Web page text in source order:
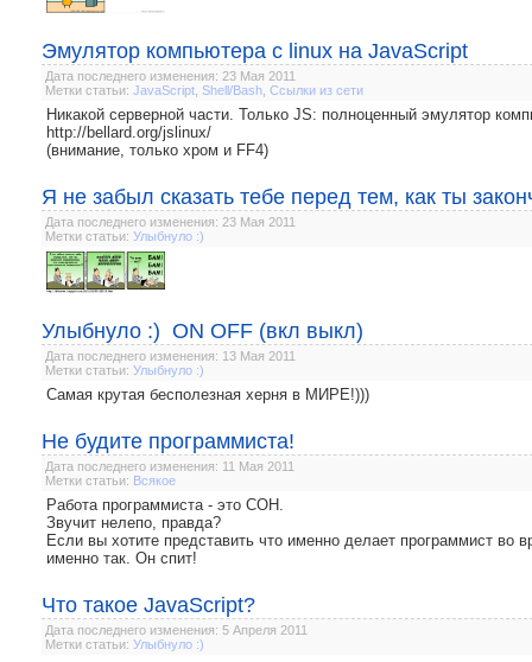
Эмулятор компьютера с linux на JavaScript
Дата последнего изменения: 23 Мая 2011
Метки статьи: JavaScript Shell/Bash Ссылки из сети
Никакой серверной части. Только JS: полноценный эмулятор
http://bellard.org/jslinux/
(внимание, только хром и FF4)
Я не забыл сказать тебе перед тем, как ты
Дата последнего изменения: 23 Мая 2011
Метки статьи: Улыбнуло :)
Улыбнуло :) ON OFF (вкл выкл)
Дата последнего изменения: 13 Мая 2011
Метки статьи: Улыбнуло :)
Самая крутая бесполезная херня в МИРЕ!)))
Не будите программиста!
Дата последнего изменения: 11 Мая 2011
Метки статьи: Всякое
Работа программиста - это СОН.
Звучит нелепо, правда?
Если вы хотите представить что именно делает программист во
именно так. Он спит!
Что такое JavaScript?
Дата последнего изменения: 5 Апреля 2011
Метки статьи: Улыбнуло :)